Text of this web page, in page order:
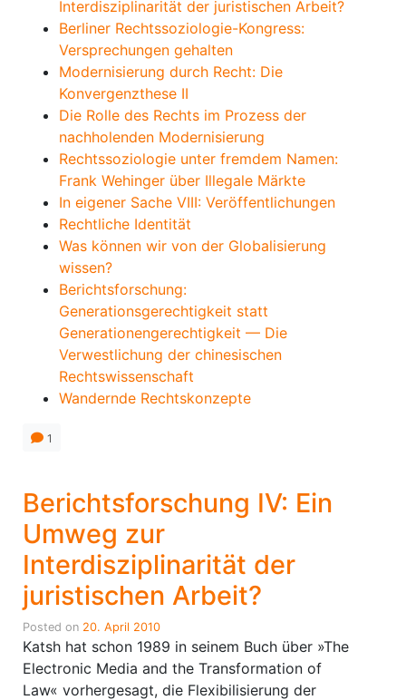
Interdisziplinarität der juristischen Arbeit?
Berliner Rechtssoziologie-Kongress:
Versprechungen gehalten
Modernisierung durch Recht: Die
Konvergenzthese II
Die Rolle des Rechts im Prozess der
nachholenden Modernisierung
Rechtssoziologie unter fremdem Namen:
Frank Wehinger über Illegale Märkte
In eigener Sache VIII: Veröffentlichungen
Rechtliche Identität
Was können wir von der Globalisierung
wissen?
Berichtsforschung:
Generationsgerechtigkeit statt
Generationengerechtigkeit — Die
Verwestlichung der chinesischen
Rechtswissenschaft
Wandernde Rechtskonzepte
1
Berichtsforschung IV: Ein
Umweg zur
Interdisziplinarität der
juristischen Arbeit?
Posted on 20. April 2010
Katsh hat schon 1989 in seinem Buch über »The
Electronic Media and the Transformation of
Law« vorhergesagt, die Flexibilisierung der